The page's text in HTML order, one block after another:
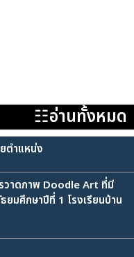
☷อ่านทั้งหมด
ตำแหน่ง
วาดภาพ Doodle Art ที่มี
มศึกษาปีที่ 1 โรงเรียนบ้าน